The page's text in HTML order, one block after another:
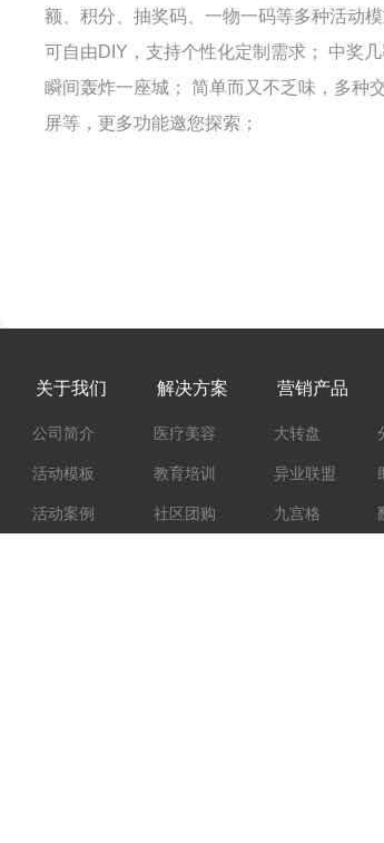
额、积分、抽奖码、一物一码等多种活动
可自由DIY，支持个性化定制需求； 中奖
瞬间轰炸一座城； 简单而又不乏味，多种
屏等，更多功能邀您探索；
关于我们
公司简介
活动模板
活动案例
解决方案
医疗美容
教育培训
社区团购
营销产品
大转盘
异业联盟
九宫格